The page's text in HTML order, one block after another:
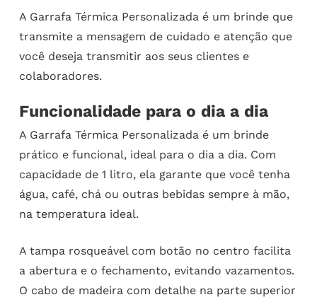
A Garrafa Térmica Personalizada é um brinde que
transmite a mensagem de cuidado e atenção que
você deseja transmitir aos seus clientes e
colaboradores.
Funcionalidade para o dia a dia
A Garrafa Térmica Personalizada é um brinde
prático e funcional, ideal para o dia a dia. Com
capacidade de 1 litro, ela garante que você tenha
água, café, chá ou outras bebidas sempre à mão,
na temperatura ideal.
A tampa rosqueável com botão no centro facilita
a abertura e o fechamento, evitando vazamentos.
O cabo de madeira com detalhe na parte superior